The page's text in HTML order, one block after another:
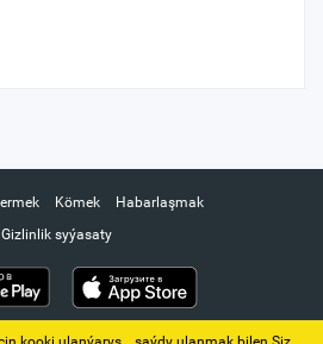
Kömek
Habarlaşmak
Gizlinlik syýasaty